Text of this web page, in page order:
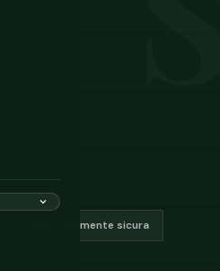
Estremamente sicura